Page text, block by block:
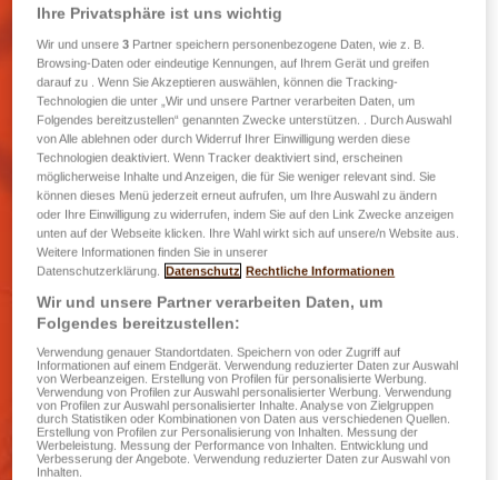
Ihre Privatsphäre ist uns wichtig
Wir und unsere3 Partner speichern personenbezogene Daten, wie z. B.
Browsing-Daten oder eindeutige Kennungen, auf Ihrem Gerät und greifen
darauf zu . Wenn Sie Akzeptieren auswählen, können die Tracking-
Technologien die unter „Wir und unsere Partner verarbeiten Daten, um
Folgendes bereitzustellen“ genannten Zwecke unterstützen. . Durch Auswahl
von Alle ablehnen oder durch Widerruf Ihrer Einwilligung werden diese
Technologien deaktiviert. Wenn Tracker deaktiviert sind, erscheinen
möglicherweise Inhalte und Anzeigen, die für Sie weniger relevant sind. Sie
können dieses Menü jederzeit erneut aufrufen, um Ihre Auswahl zu ändern
oder Ihre Einwilligung zu widerrufen, indem Sie auf den Link Zwecke anzeigen
unten auf der Webseite klicken. Ihre Wahl wirkt sich auf unsere/n Website aus.
Weitere Informationen finden Sie in unserer
Datenschutzerklärung. Datenschutz Rechtliche Informationen
Wir und unsere Partner verarbeiten Daten, um
Folgendes bereitzustellen:
Verwendung genauer Standortdaten. Speichern von oder Zugriff auf
Informationen auf einem Endgerät. Verwendung reduzierter Daten zur Auswahl
von Werbeanzeigen. Erstellung von Profilen für personalisierte Werbung.
Verwendung von Profilen zur Auswahl personalisierter Werbung. Verwendung
von Profilen zur Auswahl personalisierter Inhalte. Analyse von Zielgruppen
durch Statistiken oder Kombinationen von Daten aus verschiedenen Quellen.
Erstellung von Profilen zur Personalisierung von Inhalten. Messung der
Werbeleistung. Messung der Performance von Inhalten. Entwicklung und
Verbesserung der Angebote. Verwendung reduzierter Daten zur Auswahl von
Inhalten.